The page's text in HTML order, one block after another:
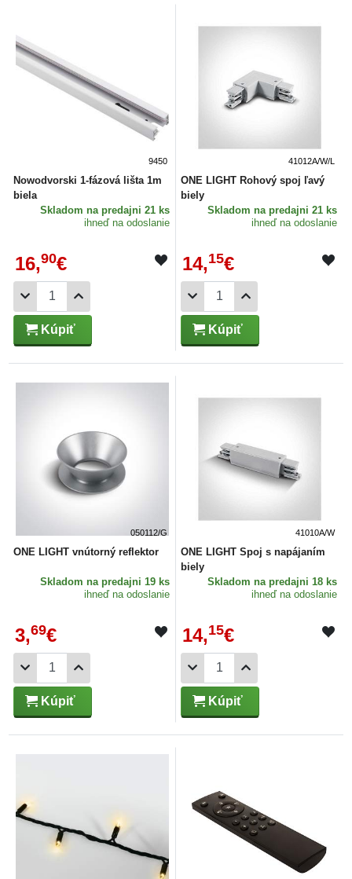
9450
Nowodvorski 1-fázová lišta 1m
biela
Skladom na predajni 21 ks
ihneď na odoslanie
16,90€
Kúpiť
41012A/W/L
ONE LIGHT Rohový spoj ľavý
biely
Skladom na predajni 21 ks
ihneď na odoslanie
14,15€
Kúpiť
050112/G
ONE LIGHT vnútorný reflektor
Skladom na predajni 19 ks
ihneď na odoslanie
3,69€
Kúpiť
41010A/W
ONE LIGHT Spoj s napájaním
biely
Skladom na predajni 18 ks
ihneď na odoslanie
14,15€
Kúpiť